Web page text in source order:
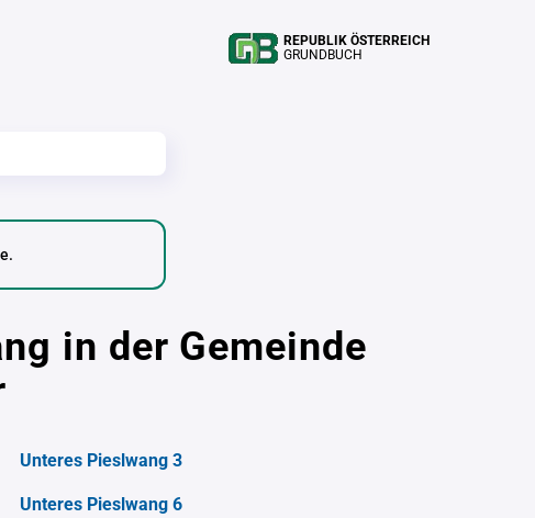
REPUBLIK ÖSTERREICH
GRUNDBUCH
in der Gemeinde
Unteres Pieslwang 3
Unteres Pieslwang 6